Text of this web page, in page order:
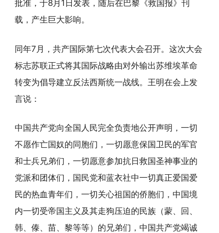
批准，于8月1日发表，随后在巴黎《救国报》刊
载，产生巨大影响。
同年7月，共产国际第七次代表大会召开。这次大会
标志苏联正式将其国际战略由对外输出苏维埃革命
转变为倡导建立反法西斯统一战线。王明在会上发
言说：
中国共产党向全国人民完全负责地公开声明，一切
不愿作亡国奴的同胞们，一切愿意保国卫民的军官
和士兵兄弟们，一切愿意参加抗日救国圣神事业的
党派和团体们，国民党和蓝衣社中一切真正爱国爱
民的热血青年们，一切关心祖国的侨胞们，中国境
内一切受帝国主义及其走狗压迫的民族（蒙、回、
韩、傣、苗、黎等等）的兄弟们，中国共产党竭诚